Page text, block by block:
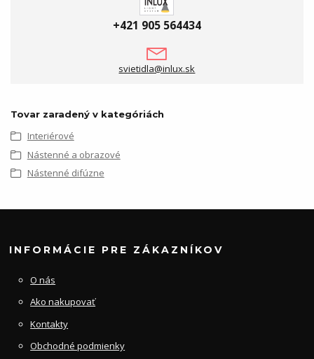
+421 905 564434
svietidla@inlux.sk
Tovar zaradený v kategóriách
Interiérové
Nástenné a obrazové
Nástenné difúzne
INFORMÁCIE PRE ZÁKAZNÍKOV
O nás
Ako nakupovať
Kontakty
Obchodné podmienky